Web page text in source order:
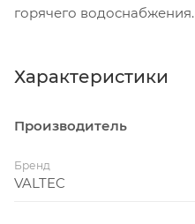
горячего водоснабжения.
Характеристики
Производитель
Бренд
VALTEC